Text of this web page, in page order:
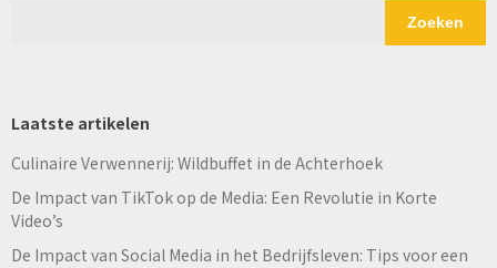
Zoeken
Laatste artikelen
Culinaire Verwennerij: Wildbuffet in de Achterhoek
De Impact van TikTok op de Media: Een Revolutie in Korte
Video’s
De Impact van Social Media in het Bedrijfsleven: Tips voor een